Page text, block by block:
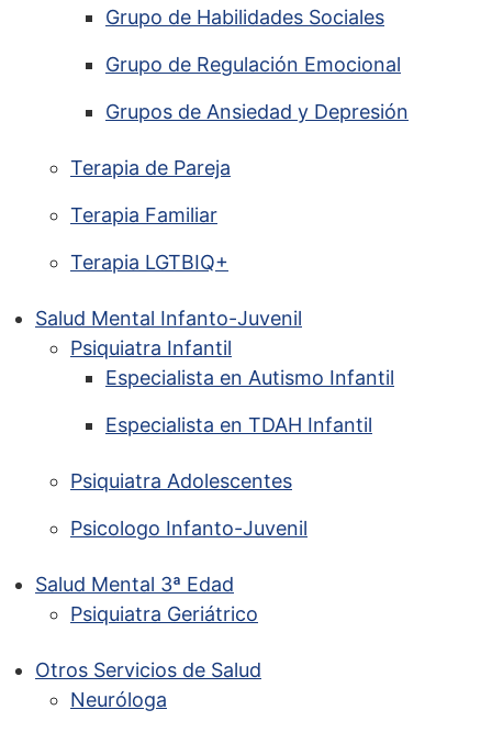
Grupo de Habilidades Sociales
Grupo de Regulación Emocional
Grupos de Ansiedad y Depresión
Terapia de Pareja
Terapia Familiar
Terapia LGTBIQ+
Salud Mental Infanto-Juvenil
Psiquiatra Infantil
Especialista en Autismo Infantil
Especialista en TDAH Infantil
Psiquiatra Adolescentes
Psicologo Infanto-Juvenil
Salud Mental 3ª Edad
Psiquiatra Geriátrico
Otros Servicios de Salud
Neuróloga